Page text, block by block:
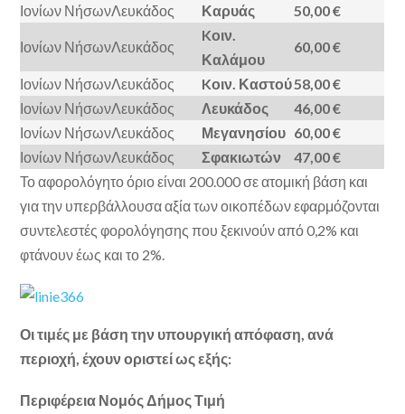
Ιονίων ΝήσωνΛευκάδος Καρυάς 50,00 €
Ιονίων ΝήσωνΛευκάδος
Kοιν.
Καλάμου
60,00 €
Ιονίων ΝήσωνΛευκάδος Kοιν. Καστού58,00 €
Ιονίων ΝήσωνΛευκάδος Λευκάδος
46,00 €
Ιονίων ΝήσωνΛευκάδος Μεγανησίου 60,00 €
Ιονίων ΝήσωνΛευκάδος Σφακιωτών
47,00 €
Το αφορολόγητο όριο είναι 200.000 σε ατομική βάση και
για την υπερβάλλουσα αξία των οικοπέδων εφαρμόζονται
συντελεστές φορολόγησης που ξεκινούν από 0,2% και
φτάνουν έως και το 2%.
Οι τιμές με βάση την υπουργική απόφαση, ανά
περιοχή, έχουν οριστεί ως εξής:
Περιφέρεια Νομός Δήμος Τιμή